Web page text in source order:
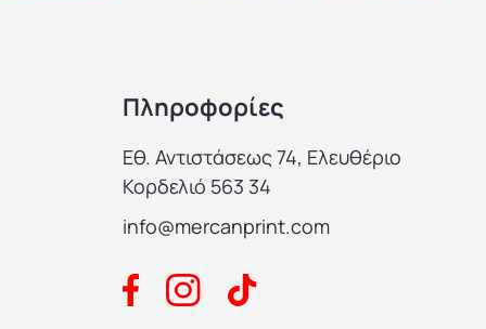
Πληροφορίες
Εθ. Αντιστάσεως 74, Ελευθέριο
Κορδελιό 563 34
info@mercanprint.com